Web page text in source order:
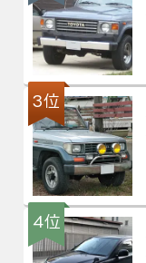
3位
4位